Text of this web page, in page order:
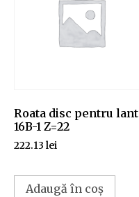
Roata disc pentru lant
16B-1 Z=22
222.13 lei
Adaugă în coș